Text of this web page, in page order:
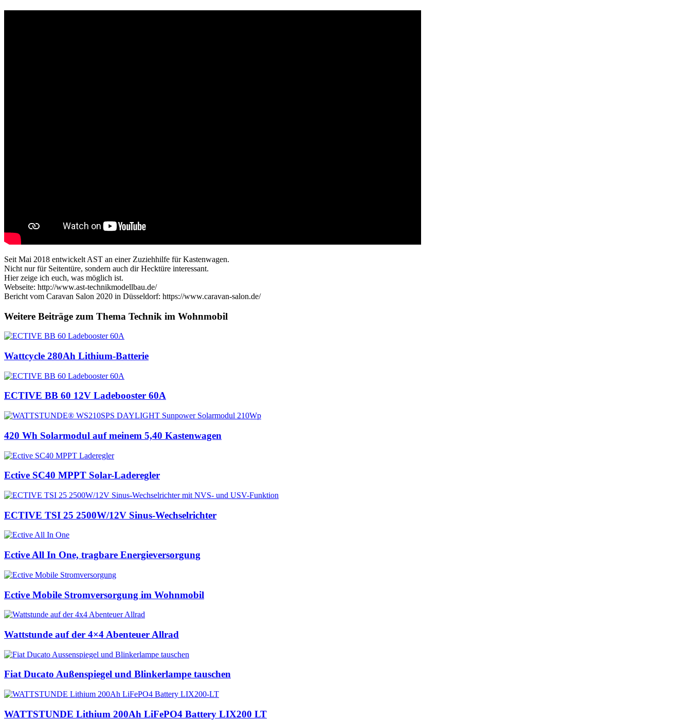
Seit Mai 2018 entwickelt AST an einer Zuziehhilfe für Kastenwagen.
Nicht nur für Seitentüre, sondern auch dir Hecktüre interessant.
Hier zeige ich euch, was möglich ist.
Webseite: http://www.ast-technikmodellbau.de/
Bericht vom Caravan Salon 2020 in Düsseldorf: https://www.caravan-salon.de/
Weitere Beiträge zum Thema Technik im Wohnmobil
Wattcycle 280Ah Lithium-Batterie
ECTIVE BB 60 12V Ladebooster 60A
420 Wh Solarmodul auf meinem 5,40 Kastenwagen
Ective SC40 MPPT Solar-Laderegler
ECTIVE TSI 25 2500W/12V Sinus-Wechselrichter
Ective All In One, tragbare Energieversorgung
Ective Mobile Stromversorgung im Wohnmobil
Wattstunde auf der 4×4 Abenteuer Allrad
Fiat Ducato Außenspiegel und Blinkerlampe tauschen
WATTSTUNDE Lithium 200Ah LiFePO4 Battery LIX200 LT